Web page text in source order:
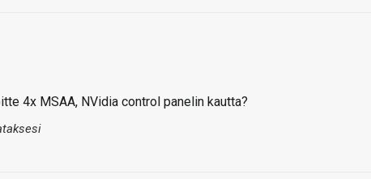
4x MSAA, NVidia control panelin kautta?